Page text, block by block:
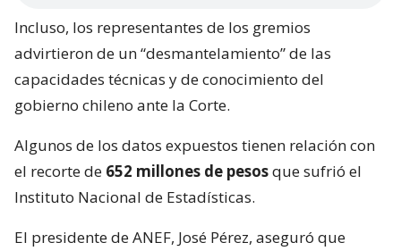
Incluso, los representantes de los gremios
advirtieron de un “desmantelamiento” de las
capacidades técnicas y de conocimiento del
gobierno chileno ante la Corte.
Algunos de los datos expuestos tienen relación con
el recorte de 652 millones de pesosque sufrió el
Instituto Nacional de Estadísticas.
El presidente de ANEF, José Pérez, aseguró que